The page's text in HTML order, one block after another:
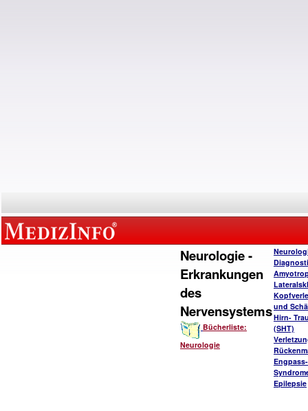
Neurologie -
Erkrankungen
des
Nervensystems
Bücherliste:
Neurologie
und
Hirn-
(SHT)
Engpass-
Epilepsie